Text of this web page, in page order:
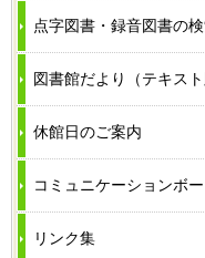
点字図書・録音図書の
図書館だより（テキスト
休館日のご案内
コミュニケーションボ
リンク集